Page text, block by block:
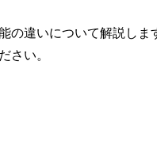
の違いについて解説し
さい。